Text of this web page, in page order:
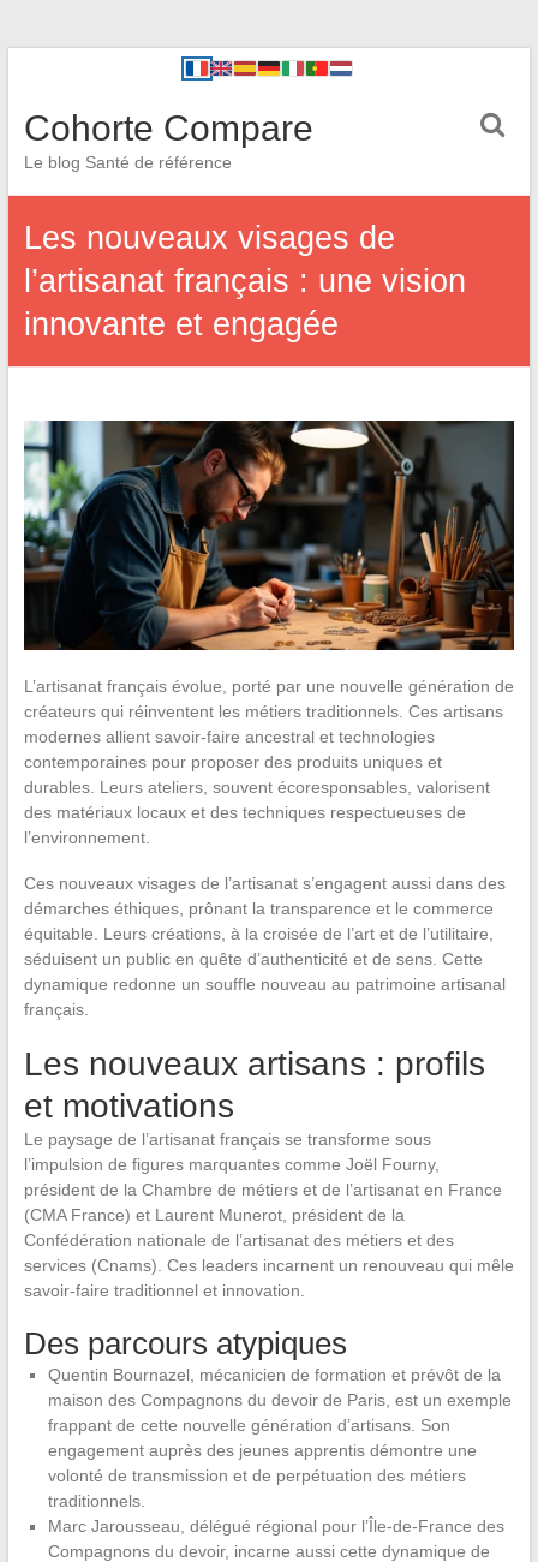
Cohorte Compare
Le blog Santé de référence
Les nouveaux visages de
l’artisanat français : une vision
innovante et engagée
L’artisanat français évolue, porté par une nouvelle génération de
créateurs qui réinventent les métiers traditionnels. Ces artisans
modernes allient savoir-faire ancestral et technologies
contemporaines pour proposer des produits uniques et
durables. Leurs ateliers, souvent écoresponsables, valorisent
des matériaux locaux et des techniques respectueuses de
l’environnement.
Ces nouveaux visages de l’artisanat s’engagent aussi dans des
démarches éthiques, prônant la transparence et le commerce
équitable. Leurs créations, à la croisée de l’art et de l’utilitaire,
séduisent un public en quête d’authenticité et de sens. Cette
dynamique redonne un souffle nouveau au patrimoine artisanal
français.
Les nouveaux artisans : profils
et motivations
Le paysage de l’artisanat français se transforme sous
l’impulsion de figures marquantes comme Joël Fourny,
président de la Chambre de métiers et de l’artisanat en France
(CMA France) et Laurent Munerot, président de la
Confédération nationale de l’artisanat des métiers et des
services (Cnams). Ces leaders incarnent un renouveau qui mêle
savoir-faire traditionnel et innovation.
Des parcours atypiques
Quentin Bournazel, mécanicien de formation et prévôt de la
maison des Compagnons du devoir de Paris, est un exemple
frappant de cette nouvelle génération d’artisans. Son
engagement auprès des jeunes apprentis démontre une
volonté de transmission et de perpétuation des métiers
traditionnels.
Marc Jarousseau, délégué régional pour l’Île-de-France des
Compagnons du devoir, incarne aussi cette dynamique de